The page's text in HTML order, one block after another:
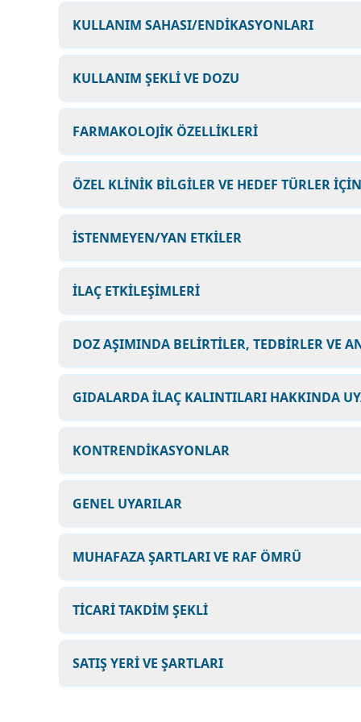
KULLANIM SAHASI/ENDİKASYONLARI
KULLANIM ŞEKLİ VE DOZU
FARMAKOLOJİK ÖZELLİKLERİ
ÖZEL KLİNİK BİLGİLER VE HEDEF TÜRLER
İSTENMEYEN/YAN ETKİLER
İLAÇ ETKİLEŞİMLERİ
DOZ AŞIMINDA BELİRTİLER, TEDBİRLER VE
GIDALARDA İLAÇ KALINTILARI HAKKINDA
KONTRENDİKASYONLAR
GENEL UYARILAR
MUHAFAZA ŞARTLARI VE RAF ÖMRÜ
TİCARİ TAKDİM ŞEKLİ
SATIŞ YERİ VE ŞARTLARI